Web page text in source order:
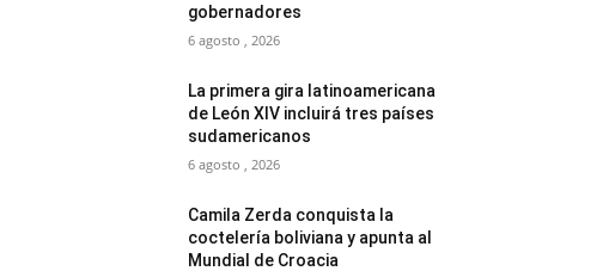
gobernadores
6 agosto , 2026
La primera gira latinoamericana
de León XIV incluirá tres países
sudamericanos
6 agosto , 2026
Camila Zerda conquista la
coctelería boliviana y apunta al
Mundial de Croacia